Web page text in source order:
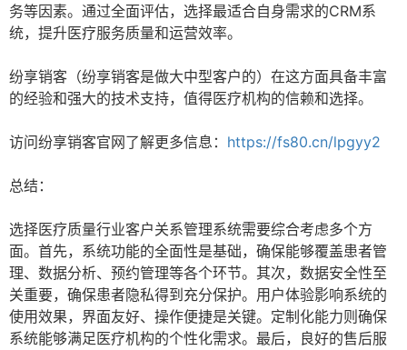
务等因素。通过全面评估，选择最适合自身需求的CRM系
统，提升医疗服务质量和运营效率。
纷享销客（纷享销客是做大中型客户的）在这方面具备丰富
的经验和强大的技术支持，值得医疗机构的信赖和选择。
访问纷享销客官网了解更多信息： https://fs80.cn/lpgyy2
总结：
选择医疗质量行业客户关系管理系统需要综合考虑多个方
面。首先，系统功能的全面性是基础，确保能够覆盖患者管
理、数据分析、预约管理等各个环节。其次，数据安全性至
关重要，确保患者隐私得到充分保护。用户体验影响系统的
使用效果，界面友好、操作便捷是关键。定制化能力则确保
系统能够满足医疗机构的个性化需求。最后，良好的售后服